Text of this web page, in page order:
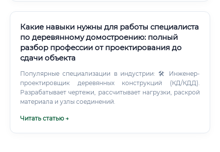
Какие навыки нужны для работы специалиста
по деревянному домостроению: полный
разбор профессии от проектирования до
сдачи объекта
Популярные специализации в индустрии: 🛠️ Инженер-
проектировщик деревянных конструкций (КД/КДД).
Разрабатывает чертежи, рассчитывает нагрузки, раскрой
материала и узлы соединений.
Читать статью →